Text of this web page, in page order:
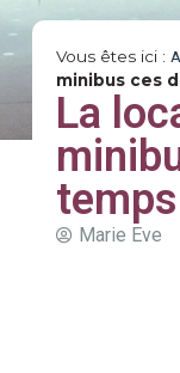
Vous êtes ici :
minibus ces
La
temps
Marie Eve